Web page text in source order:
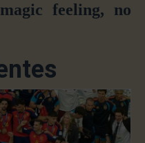
feeling, no